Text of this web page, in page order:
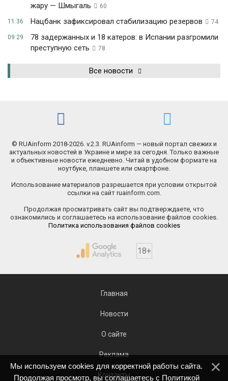
жару — Шмыгаль
60
11:36 Нацбанк зафиксировал стабилизацию резервов 74
09:29
78 задержанных и 18 катеров: в Испании разгромили
преступную сеть
78
Все новости
© RUAinform 2018-2026. v.2.3. RUAinform — новый портал свежих и
актуальных новостей в Украине и мире за сегодня. Только важные
и объективные новости ежедневно. Читай в удобном формате на
ноутбуке, планшете или смартфоне.
Использование материалов разрешается при условии открытой
ссылки на сайт ruainform.com.
Продолжая просматривать сайт вы подтверждаете, что
ознакомились и соглашаетесь на использование файлов cookies.
Политика использования файлов cookies
18+
Главная
Новости
О сайте
Реклама
Контакты
Мы используем cookies для корректной работы сайта.
Продолжая просмотр, вы соглашаетесь с Политикой